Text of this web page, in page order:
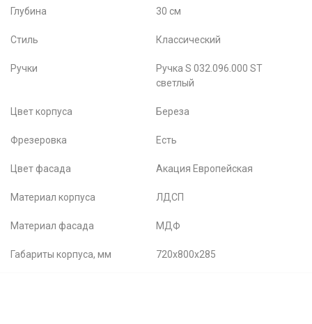
Глубина 30 см
Стиль Классический
Ручки
Ручка S 032.096.000 ST
светлый
Цвет корпуса Береза
Фрезеровка Есть
Цвет фасада Акация Европейская
Материал корпуса ЛДСП
Материал фасада МДФ
Габариты корпуса, мм 720х800х285